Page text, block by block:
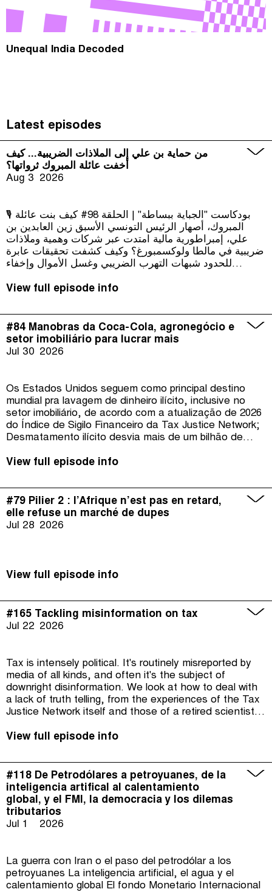
Unequal India Decoded
Latest episodes
Aug 3 2026
من حماية بن علي إلى الملاذات الضريبية... كيف
أخفت عائلة المبروك ثرواتها؟
🎙️ بودكاست "الجباية ببساطة" | الحلقة 98# كيف بنت عائلة
المبروك، أصهار الرئيس التونسي الأسبق زين العابدين بن
علي، إمبراطورية مالية امتدت عبر شركات وهمية وملاذات
ضريبية في مالطا ولوكسمبورغ؟ وكيف كشفت تحقيقات عابرة
للحدود شبهات التهرب الضريبي وغسل الأموال وإخفاء
محمد اليوسفي، رئيس تحرير منصة "الكتيبة"، الذي شارك مع
تحقيق استمر ثمانية أشهر، استند إلى أكثر من خمسة آلاف
وثيقة بخمس لغات. نتناول تفاصيل الشبكة المالية التي مكنت
العائلة من إخفاء أصول تقدر بعشرات الملايين من اليوروهات،
من بينها عقارات فاخرة في العاصمة الفرنسية باريس، مع دفع
العقوبات الأوروبية، والتناقضات التي كشفتها التحقيقات
الفرنسية، وما تكشفه هذه القضية عن العدالة الجبائية،
واقتصاد الريع، وقدرة مؤسسات ما بعد الثورة على محاسبة
أصحاب النفوذ والثروات.استمعوا الآن إلى الحلقة الجديدة من
"الجباية ببساطة".
View full episode info
Jul 30 2026
#84 Manobras da Coca-Cola, agronegócio e
setor imobiliário para lucrar mais
Os Estados Unidos seguem como principal destino
mundial pra lavagem de dinheiro ilícito, inclusive no
setor imobiliário, de acordo com a atualização de 2026
do Índice de Sigilo Financeiro da Tax Justice Network;
Desmatamento ilícito desvia mais de um bilhão de
Financeiros das Florestas, da Financial Transparency
créditos tributários na Zona Franca de Manaus,
evidencia o relatório da ACT Promoção da Saúde e
CICTAR.
View full episode info
Jul 28 2026
#79 Pilier 2 : l’Afrique n’est pas en retard,
elle refuse un marché de dupes
View full episode info
Jul 22 2026
#165 Tackling misinformation on tax
Tax is intensely political. It's routinely misreported by
media of all kinds, and often it's the subject of
downright disinformation. We look at how to deal with
a lack of truth telling, from the experiences of the Tax
Justice Network itself and those of a retired scientist
new Real Estate Secrecy Index - who are the world's
View full episode info
Jul 1 2026
#118 De Petrodólares a petroyuanes, de la
inteligencia artifical al calentamiento
global, y el FMI, la democracia y los dilemas
tributarios
La guerra con Iran o el paso del petrodólar a los
petroyuanes La inteligencia artificial, el agua y el
calentamiento global El fondo Monetario Internacional